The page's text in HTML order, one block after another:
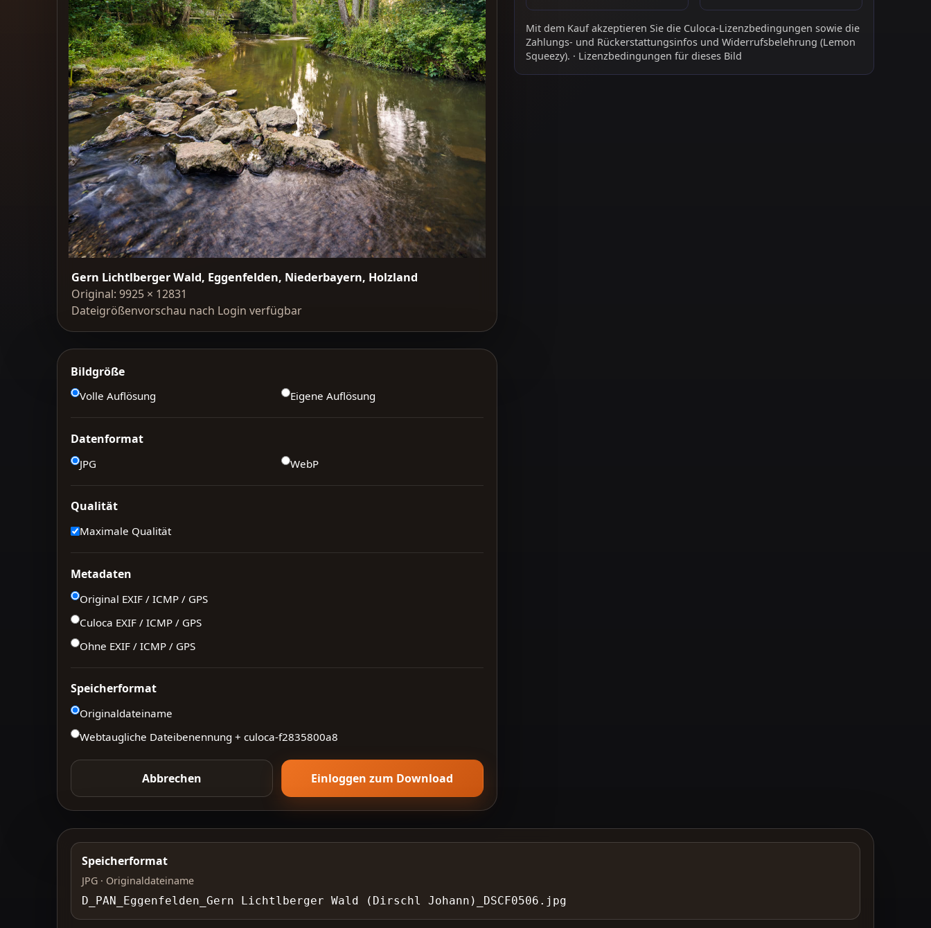
Gern Lichtlberger Wald, Eggenfelden, Niederbayern, Holzland
Original: 9925 × 12831
Dateigrößenvorschau nach Login verfügbar
Mit dem Kauf akzeptieren Sie die Culoca-Lizenzbedingungen sowie die
Zahlungs- und Rückerstattungsinfosund Widerrufsbelehrung (Lemon
Squeezy). · Lizenzbedingungen für dieses Bild
Bildgröße
Volle Auflösung Eigene Auflösung
Datenformat
JPG WebP
Qualität
Maximale Qualität
Metadaten
Original EXIF / ICMP / GPS
Culoca EXIF / ICMP / GPS
Ohne EXIF / ICMP / GPS
Speicherformat
Originaldateiname
Webtaugliche Dateibenennung + culoca-f2835800a8
Abbrechen Einloggen zum Download
Speicherformat
JPG · Originaldateiname
D_PAN_Eggenfelden_Gern Lichtlberger Wald (Dirschl Johann)_DSCF0506.jpg